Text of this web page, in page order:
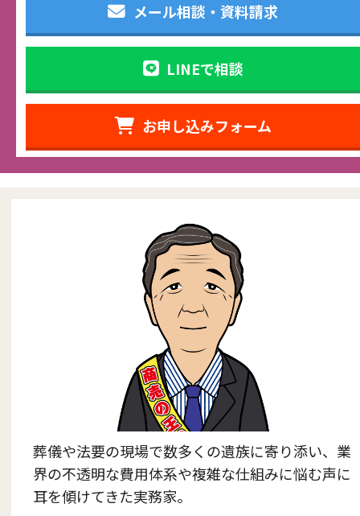
メール相談・資料請求
LINEで相談
お申し込みフォーム
葬儀や法要の現場で数多くの遺族に寄り添い、業
界の不透明な費用体系や複雑な仕組みに悩む声に
耳を傾けてきた実務家。